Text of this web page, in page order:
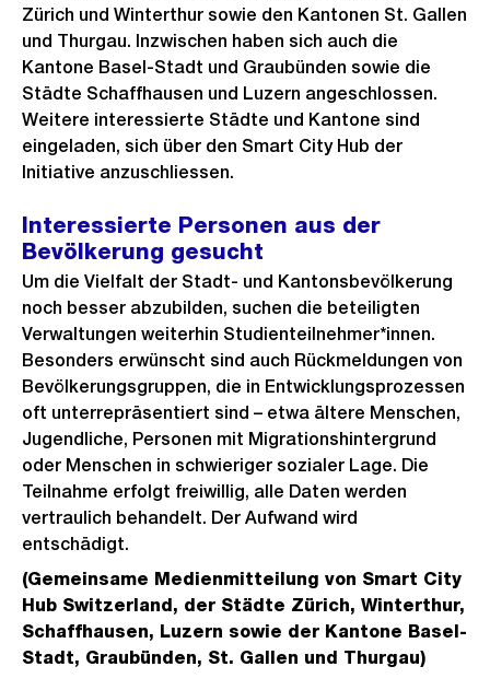
Zürich und Winterthur sowie den Kantonen St. Gallen
und Thurgau. Inzwischen haben sich auch die
Kantone Basel-Stadt und Graubünden sowie die
Städte Schaffhausen und Luzern angeschlossen.
Weitere interessierte Städte und Kantone sind
eingeladen, sich über den Smart City Hub der
Initiative anzuschliessen.
Interessierte Personen aus der
Bevölkerung gesucht
Um die Vielfalt der Stadt- und Kantonsbevölkerung
noch besser abzubilden, suchen die beteiligten
Verwaltungen weiterhin Studienteilnehmer*innen.
Besonders erwünscht sind auch Rückmeldungen von
Bevölkerungsgruppen, die in Entwicklungsprozessen
oft unterrepräsentiert sind – etwa ältere Menschen,
Jugendliche, Personen mit Migrationshintergrund
oder Menschen in schwieriger sozialer Lage. Die
Teilnahme erfolgt freiwillig, alle Daten werden
vertraulich behandelt. Der Aufwand wird
entschädigt.
(Gemeinsame Medienmitteilung von Smart City
Hub Switzerland, der Städte Zürich, Winterthur,
Schaffhausen, Luzern sowie der Kantone Basel-
Stadt, Graubünden, St. Gallen und Thurgau)